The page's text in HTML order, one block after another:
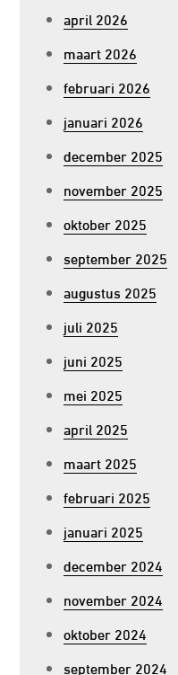
april 2026
maart 2026
februari 2026
januari 2026
december 2025
november 2025
oktober 2025
september 2025
augustus 2025
juli 2025
juni 2025
mei 2025
april 2025
maart 2025
februari 2025
januari 2025
december 2024
november 2024
oktober 2024
september 2024